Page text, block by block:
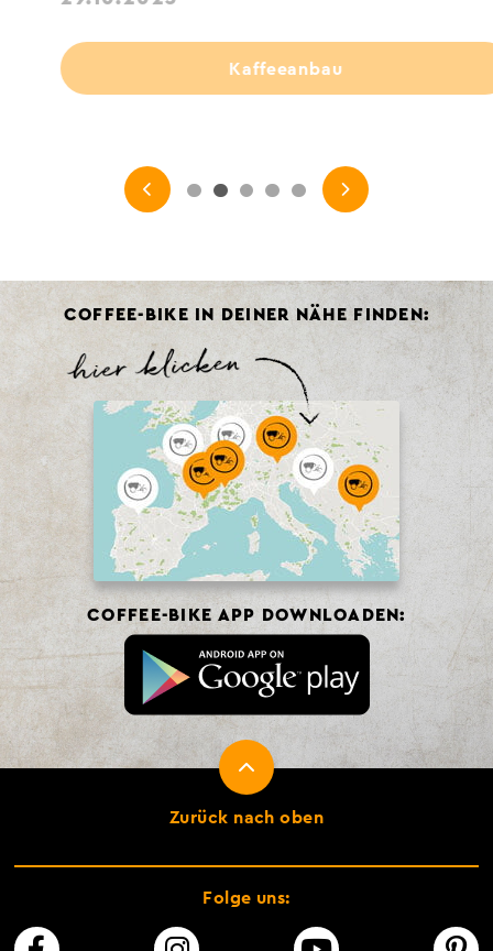
Kaffeeanbau
Zurück nach oben
COFFEE-BIKE IN DEINER NÄHE FINDEN:
COFFEE-BIKE APP DOWNLOADEN:
Folge uns: